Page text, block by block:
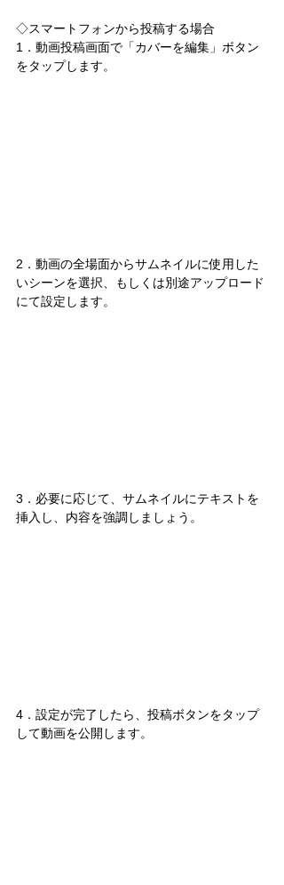
◇スマートフォンから投稿する場合
1．動画投稿画面で「カバーを編集」ボタン
をタップします。
2．動画の全場面からサムネイルに使用した
いシーンを選択、もしくは別途アップロード
にて設定します。
3．必要に応じて、サムネイルにテキストを
挿入し、内容を強調しましょう。
4．設定が完了したら、投稿ボタンをタップ
して動画を公開します。